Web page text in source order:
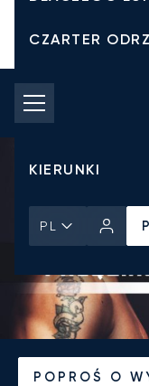
CZARTER
KOSZTY
PRYWATNE
KIERUNKI
PL
POPROŚ O